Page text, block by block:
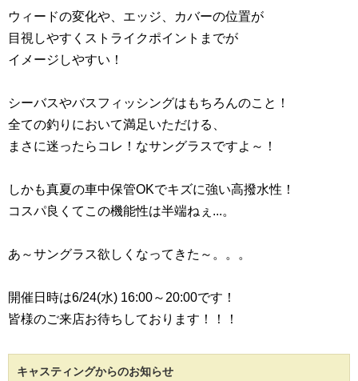
ウィードの変化や、エッジ、カバーの位置が
目視しやすくストライクポイントまでが
イメージしやすい！
シーバスやバスフィッシングはもちろんのこと！
全ての釣りにおいて満足いただける、
まさに迷ったらコレ！なサングラスですよ～！
しかも真夏の車中保管OKでキズに強い高撥水性！
コスパ良くてこの機能性は半端ねぇ...。
あ～サングラス欲しくなってきた～。。。
開催日時は6/24(水) 16:00～20:00です！
皆様のご来店お待ちしております！！！
キャスティングからのお知らせ